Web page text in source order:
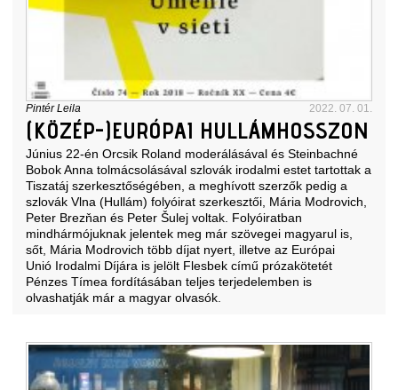
Pintér Leila 2022. 07. 01.
(KÖZÉP-)EURÓPAI HULLÁMHOSSZON
Június 22-én Orcsik Roland moderálásával és Steinbachné
Bobok Anna tolmácsolásával szlovák irodalmi estet tartottak a
Tiszatáj szerkesztőségében, a meghívott szerzők pedig a
szlovák Vlna (Hullám) folyóirat szerkesztői, Mária Modrovich,
Peter Brezňan és Peter Šulej voltak. Folyóiratban
mindhármójuknak jelentek meg már szövegei magyarul is,
sőt, Mária Modrovich több díjat nyert, illetve az Európai
Unió Irodalmi Díjára is jelölt Flesbek című prózakötetét
Pénzes Tímea fordításában teljes terjedelemben is
olvashatják már a magyar olvasók.